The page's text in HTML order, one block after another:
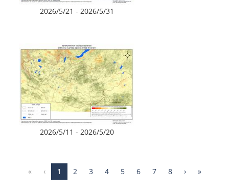
2026/5/21 - 2026/5/31
2026/5/11 - 2026/5/20
« ‹ 1 2 3 4 5 6 7 8 › »